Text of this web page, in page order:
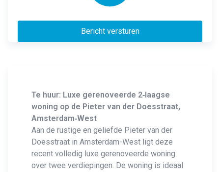
Bericht versturen
Te huur: Luxe gerenoveerde 2‑laagse
woning op de Pieter van der Doesstraat,
Amsterdam‑West
Aan de rustige en geliefde Pieter van der
Doesstraat in Amsterdam-West ligt deze
recent volledig luxe gerenoveerde woning
over twee verdiepingen. De woning is ideaal